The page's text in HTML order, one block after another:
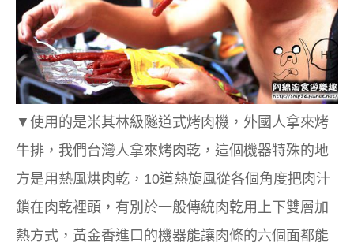
▼ 使用的是米其林級隧道式烤肉機，外國人拿來烤
牛排，我們台灣人拿來烤肉乾，這個機器特殊的地
方是用熱風烘肉乾，10道熱旋風從各個角度把肉汁
鎖在肉乾裡頭，有別於一般傳統肉乾用上下雙層加
熱方式，黃金香進口的機器能讓肉條的六個面都能